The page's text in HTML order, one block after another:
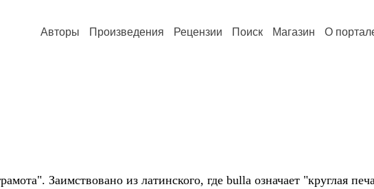
Авторы Произведения Рецензии Поиск Магазин О
Заимствовано из латинского, где bulla означает "круглая